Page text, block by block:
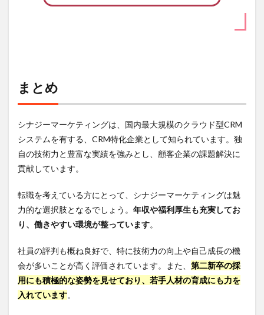
まとめ
シナジーマーケティングは、国内最大規模のクラウド型CRM
システムを有する、CRM特化企業として知られています。独
自の技術力と豊富な実績を強みとし、顧客企業の課題解決に
貢献しています。
転職を考えている方にとって、シナジーマーケティングは魅
力的な選択肢となるでしょう。 年収や福利厚生も充実してお
り、働きやすい環境が整っています。
社員の評判も概ね良好で、特に技術力の向上や自己成長の機
会が多いことが高く評価されています。また、 第二新卒の採
用にも積極的な姿勢を見せており、若手人材の育成にも力を
入れています。